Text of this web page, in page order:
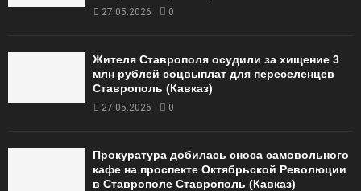
27.05.2026 0
Жителя Ставрополя осудили за хищение 3
млн рублей соцвыплат для переселенцев
Ставрополь (Кавказ)
27.05.2026 0
Прокуратура добилась сноса самовольного
кафе на проспекте Октябрьской Революции
в Ставрополе Ставрополь (Кавказ)